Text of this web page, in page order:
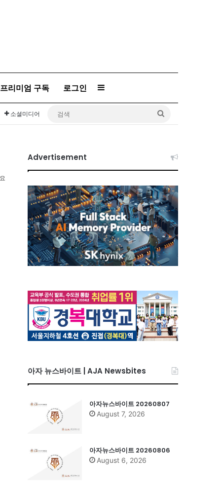
프리미엄 구독 로그인 Sidebar
소셜미디어
Advertisement
아자 뉴스바이트 | AJA Newsbites
아자뉴스바이트 20260807
August 7, 2026
아자뉴스바이트 20260806
August 6, 2026